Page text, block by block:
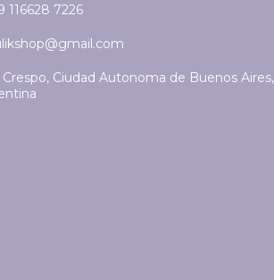
116628 7226
Crespo, Ciudad Autonoma de Buenos Aires,